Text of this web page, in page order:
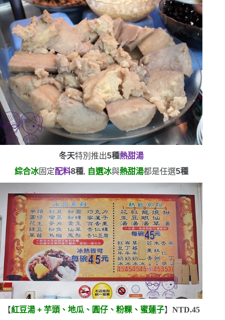
冬天特別推出5種熱甜湯
綜合冰固定配料8種, 自選冰與熱甜湯都是任選5種
【紅豆湯+ 芋頭、地瓜、圓仔、粉粿、蜜蓮子】 NTD.45